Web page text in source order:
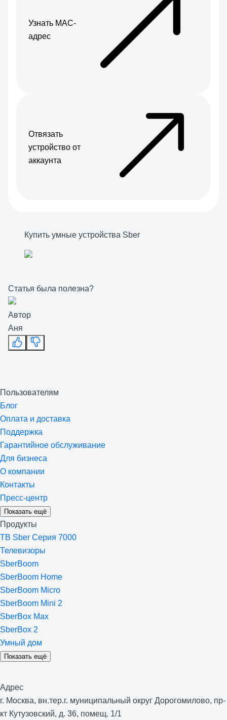
Узнать МАС-
адрес
Отвязать
устройство от
аккаунта
Купить умные устройства Sber
Статья была полезна?
Автор
Аня
Пользователям
Блог
Оплата и доставка
Поддержка
Гарантийное обслуживание
Для бизнеса
О компании
Контакты
Пресс-центр
Показать ещё
Продукты
ТВ Sber Серия 7000
Телевизоры
SberBoom
SberBoom Home
SberBoom Micro
SberBoom Mini 2
SberBox Max
SberBox 2
Умный дом
Показать ещё
Адрес
г. Москва, вн.тер.г. муниципальный округ Дорогомилово, пр-
кт Кутузовский, д. 36, помещ. 1/1